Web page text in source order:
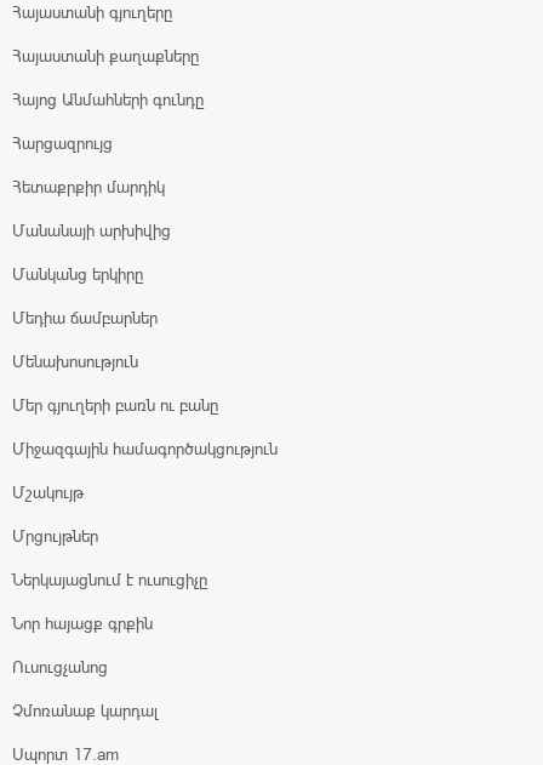
Հայաստանի գյուղերը
Հայաստանի քաղաքները
Հայոց Անմահների գունդը
Հարցազրույց
Հետաքրքիր մարդիկ
Մանանայի արխիվից
Մանկանց երկիրը
Մեդիա ճամբարներ
Մենախոսություն
Մեր գյուղերի բառն ու բանը
Միջազգային համագործակցություն
Մշակույթ
Մրցույթներ
Ներկայացնում է ուսուցիչը
Նոր հայացք գրքին
Ուսուցչանոց
Չմոռանաք կարդալ
Սպորտ 17.am